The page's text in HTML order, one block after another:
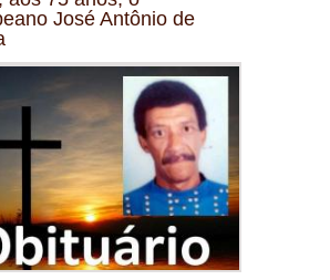
José Antônio de